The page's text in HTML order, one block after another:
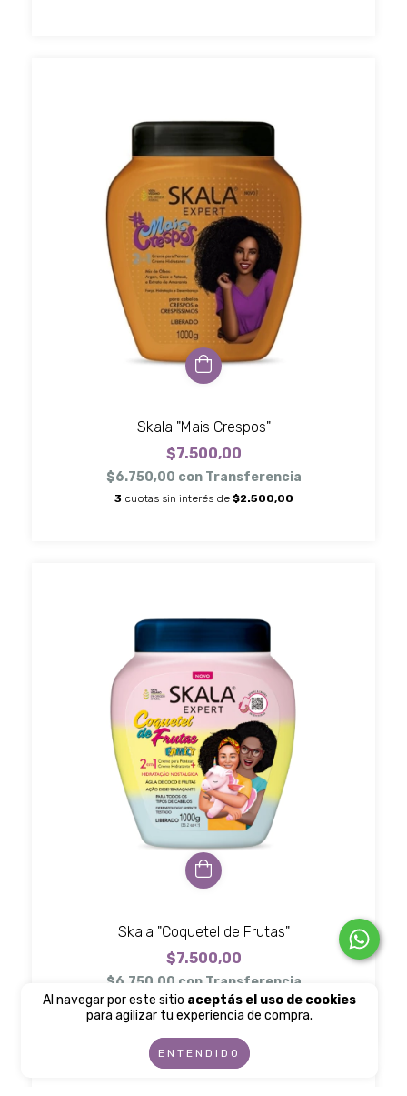
Al navegar por este sitio aceptás el uso de cookies
para agilizar tu experiencia de compra.
ENTENDIDO
Skala "Mais Crespos"
$7.500,00
$6.750,00 con Transferencia
3 cuotas sin interés de $2.500,00
Skala "Coquetel de Frutas"
$7.500,00
$6.750,00 con Transferencia
3 cuotas sin interés de$2.500,00